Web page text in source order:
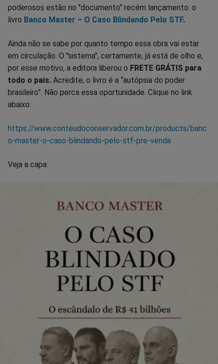
poderosos estão no "documento" recém lançamento: o
livro Banco Master – O Caso Blindando Pelo STF.
Ainda não se sabe por quanto tempo essa obra vai estar
em circulação. O "sistema", certamente, já está de olho e,
por esse motivo, a editora liberou o FRETE GRÁTIS para
todo o país. Acredite, o livro é a “autópsia do poder
brasileiro”. Não perca essa oportunidade. Clique no link
abaixo:
https://www.conteudoconservador.com.br/products/banc
o-master-o-caso-blindando-pelo-stf-pre-venda
Veja a capa: